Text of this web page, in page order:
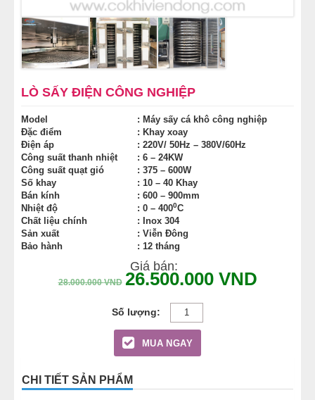
LÒ SẤY ĐIỆN CÔNG NGHIỆP
Model
: Máy sấy cá khô công nghiệp
Đặc điểm
: Khay xoay
Điện áp
: 220V/ 50Hz – 380V/60Hz
Công suất thanh nhiệt
: 6 – 24KW
Công suất quạt gió
: 375 – 600W
Số khay
: 10 – 40 Khay
Bán kính
: 600 – 900mm
Nhiệt độ
: 0 – 4000C
Chất liệu chính
: Inox 304
Sản xuất
: Viễn Đông
Bảo hành
: 12 tháng
Giá bán:
28.000.000VND 26.500.000 VND
MUA NGAY
CHI TIẾT SẢN PHẨM
NỒI NHÚNG GÀ VỊT
TỦ NẤU CƠM GÀ
MÁY CHẾ BIẾN THỊT